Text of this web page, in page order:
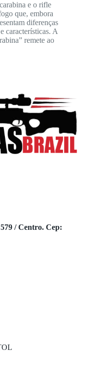
e o rifle
que, embora
diferenças
características. A
remete ao
/ Centro. Cep: